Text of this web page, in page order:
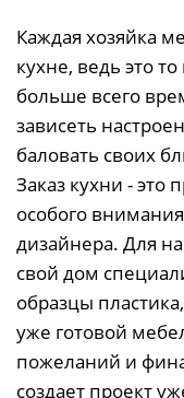
Каждая хозяйка
кухне, ведь это
больше всего
зависеть
баловать своих
Заказ кухни - это
особого
дизайнера. Для
свой дом
образцы
уже готовой
пожеланий и
создает проект